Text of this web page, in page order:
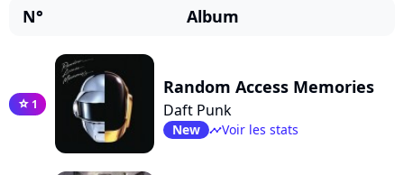
N° Album
star 1
Random Access Memories
Daft Punk
New timelineVoir les stats